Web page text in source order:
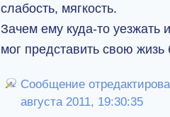
слабость, мягкость.
Зачем ему куда-то
мог представить свою жизь
Сообщение
августа 2011, 19:30:35